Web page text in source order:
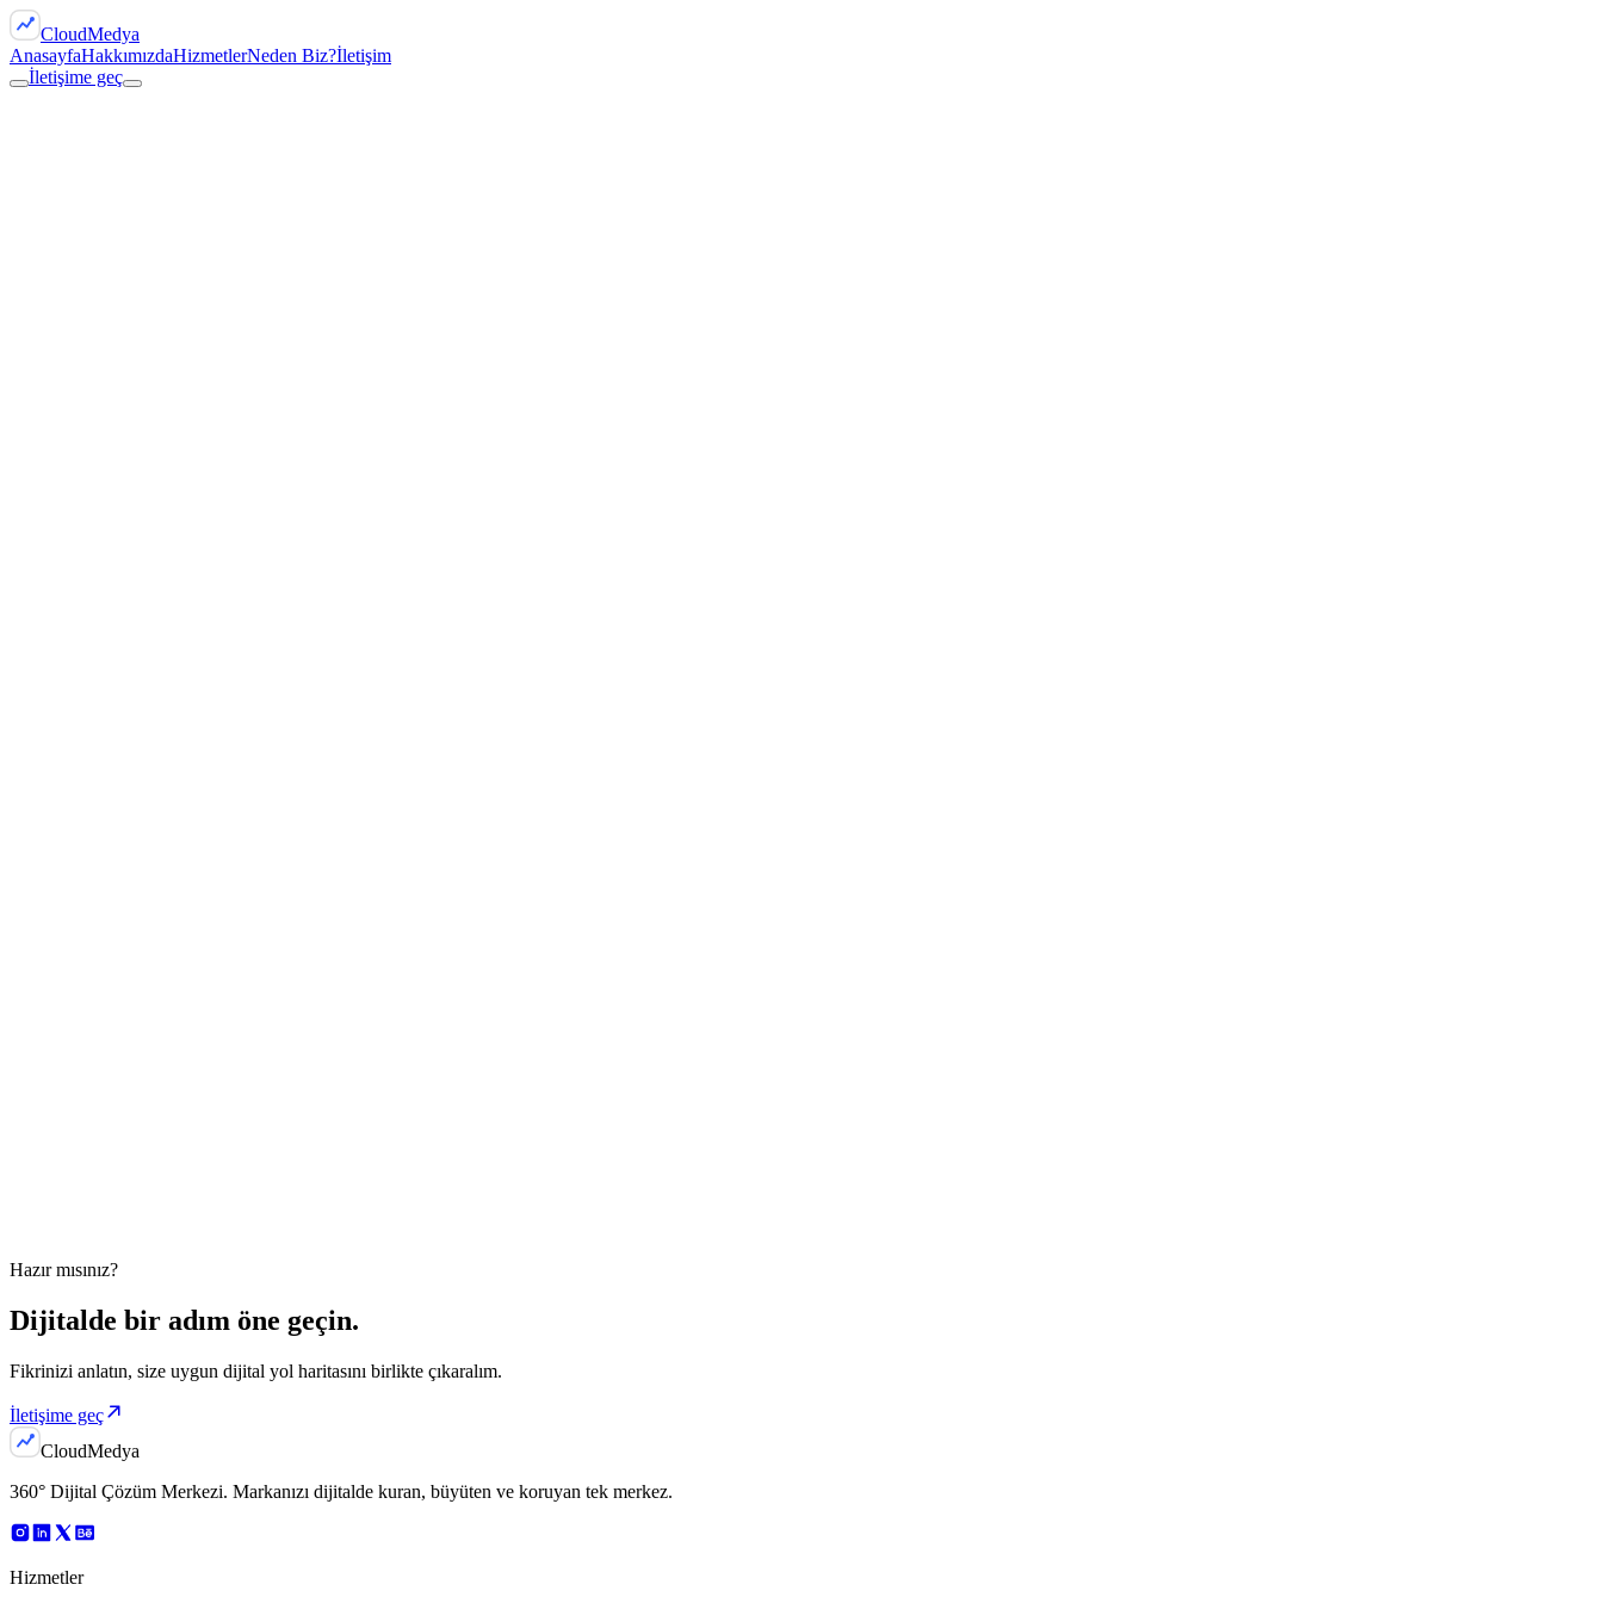
CloudMedya
AnasayfaHakkımızdaHizmetlerNeden Biz?İletişim
İletişime geç
Hazır mısınız?
Dijitalde bir adım öne geçin.
Fikrinizi anlatın, size uygun dijital yol haritasını birlikte çıkaralım.
İletişime geç
CloudMedya
360° Dijital Çözüm Merkezi. Markanızı dijitalde kuran, büyüten ve koruyan tek merkez.
Hizmetler